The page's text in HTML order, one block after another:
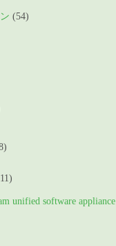
(54)
unified software appliance